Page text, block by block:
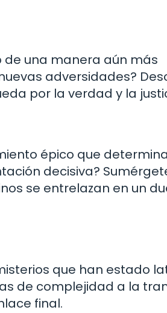
de una manera aún más
adversidades?
por la verdad y la
épico que
decisiva?
se entrelazan en un
que han estado
de complejidad a la
final.